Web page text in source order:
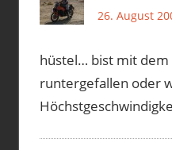
26. August
hüstel… bist mit dem
runtergefallen oder